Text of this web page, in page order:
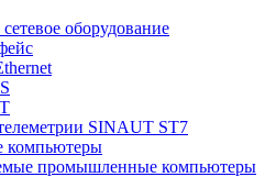
оборудование
SINAUT ST7
промышленные компьютеры